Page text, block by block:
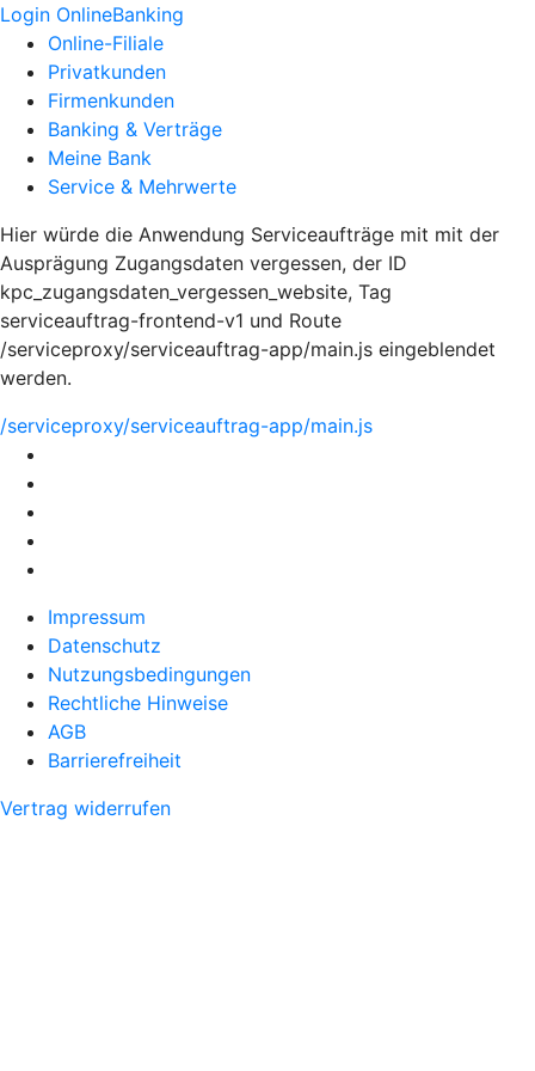
Login OnlineBanking
Online-Filiale
Privatkunden
Firmenkunden
Banking & Verträge
Meine Bank
Service & Mehrwerte
Hier würde die Anwendung Serviceaufträge mit mit der
Ausprägung Zugangsdaten vergessen, der ID
kpc_zugangsdaten_vergessen_website, Tag
serviceauftrag-frontend-v1 und Route
/serviceproxy/serviceauftrag-app/main.js eingeblendet
werden.
/serviceproxy/serviceauftrag-app/main.js
Impressum
Datenschutz
Nutzungsbedingungen
Rechtliche Hinweise
AGB
Barrierefreiheit
Vertrag widerrufen